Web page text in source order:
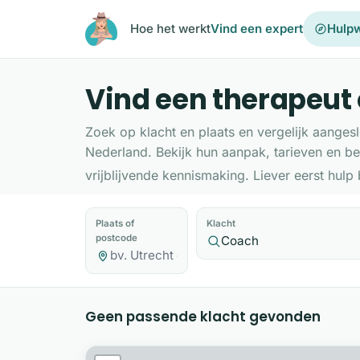
Ga naar de inhoud
Hoe het werktVind een expert
Vind een
Zoek op klacht en plaats en vergelijk
Nederland. Bekijk hun aanpak, tarieven en
vrijblijvende kennismaking. Liever eerst
Plaats of
postcode
Klacht
Geen passende klacht gevonden